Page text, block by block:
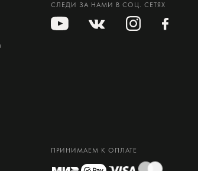
СЛЕДИ ЗА НАМИ В СОЦ. СЕТЯХ
ПРИНИМАЕМ К ОПЛАТЕ